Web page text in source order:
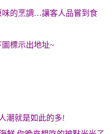
味的烹調…讓客人品嘗到食
標示出地址~
潮就是如此的多!